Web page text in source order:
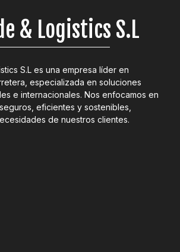
& Logistics S.L
S.L es una empresa líder en
especializada en soluciones
e internacionales. Nos enfocamos en
eficientes y sostenibles,
de nuestros clientes.